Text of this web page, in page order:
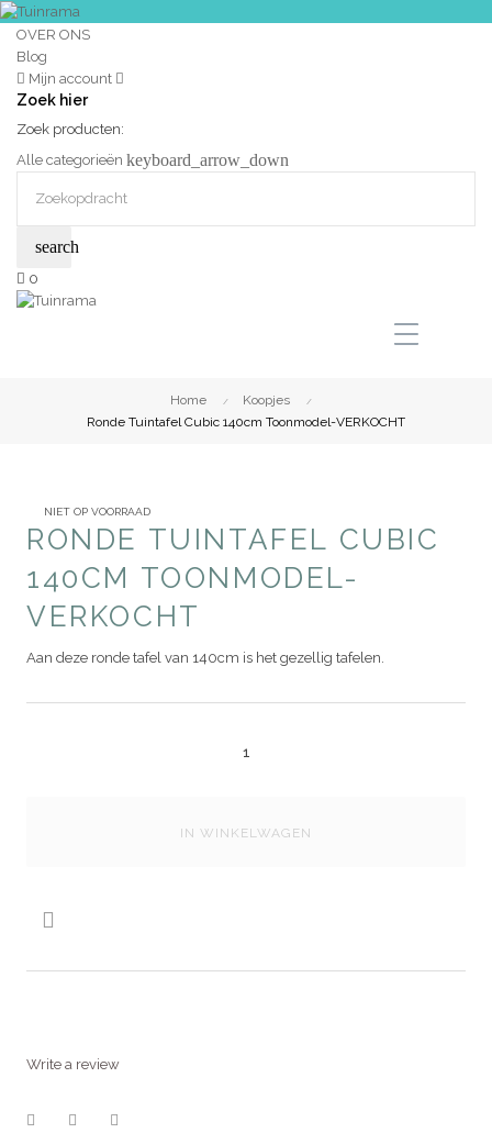
OVER ONS
Blog
Mijn account
Zoek hier
Zoek producten:
Alle categorieën keyboard_arrow_down
search
0
Home
Koopjes
Ronde Tuintafel Cubic 140cm Toonmodel-VERKOCHT
NIET OP VOORRAAD
RONDE TUINTAFEL CUBIC
140CM TOONMODEL-
VERKOCHT
Aan deze ronde tafel van 140cm is het gezellig tafelen.
IN WINKELWAGEN

Write a review